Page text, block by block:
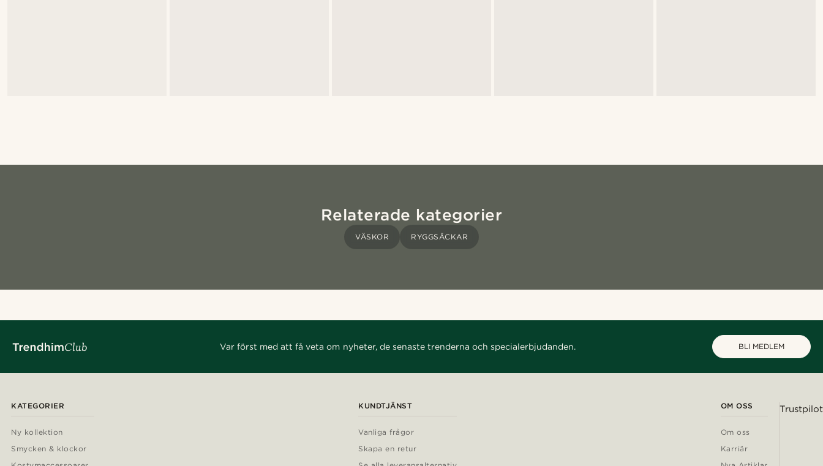
Relaterade kategorier
VÄSKOR RYGGSÄCKAR
Var först med att få veta om nyheter, de senaste trenderna och specialerbjudanden. BLI MEDLEM
KATEGORIER
Ny kollektion
Smycken & klockor
KUNDTJÄNST
Vanliga frågor
Skapa en retur
OM OSS
Om oss
Karriär
Trustpilot